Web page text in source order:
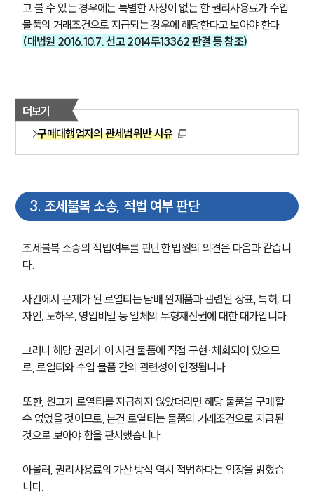
고 볼 수 있는 경우에는 특별한 사정이 없는 한 권리사용료가 수입
물품의 거래조건으로 지급되는 경우에 해당한다고 보아야 한다.
(대법원 2016.10.7. 선고 2014두13362 판결 등 참조)
더보기
구매대행업자의 관세법위반 사유
3. 조세불복 소송, 적법 여부 판단
조세불복 소송의 적법여부를 판단한 법원의 의견은 다음과 같습니
다.
사건에서 문제가 된 로열티는 담배 완제품과 관련된 상표, 특허, 디
자인, 노하우, 영업비밀 등 일체의 무형재산권에 대한 대가입니다.
그러나 해당 권리가 이 사건 물품에 직접 구현·체화되어 있으므
로, 로열티와 수입 물품 간의 관련성이 인정됩니다.
또한, 원고가 로열티를 지급하지 않았더라면 해당 물품을 구매할
수 없었을 것이므로, 본건 로열티는 물품의 거래조건으로 지급된
것으로 보아야 함을 판시했습니다.
아울러, 권리사용료의 가산 방식 역시 적법하다는 입장을 밝혔습
니다.